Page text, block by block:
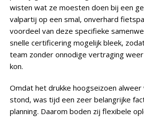
wisten wat ze moesten doen bij een
valpartij op een smal, onverhard
voordeel van deze specifieke
snelle certificering mogelijk bleek,
team zonder onnodige vertraging
kon.
Omdat het drukke hoogseizoen
stond, was tijd een zeer belangrijke
planning. Daarom boden zij flexibele